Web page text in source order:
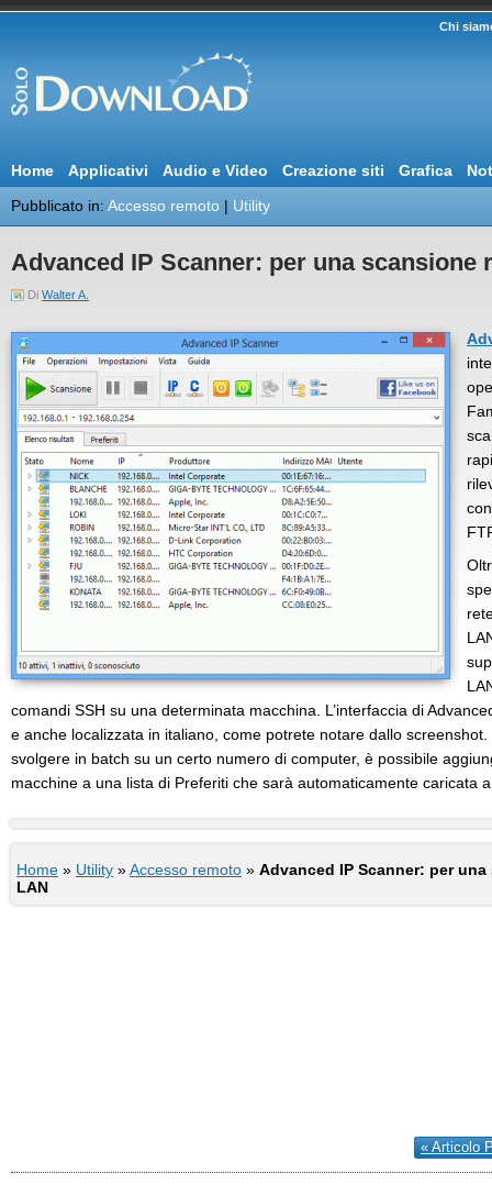
Chi
Home Applicativi Audio e Video Creazione siti Grafica
Pubblicato in: Accesso remoto | Utility
Advanced IP Scanner: per una scansione
Di Walter A.
comandi SSH su una determinata macchina. L’interfaccia di
e anche localizzata in italiano, come potrete notare dallo
svolgere in batch su un certo numero di computer, è possibile
macchine a una lista di Preferiti che sarà automaticamente caricata
Home » Utility »Accesso remoto » Advanced IP Scanner: per
LAN
« Articolo